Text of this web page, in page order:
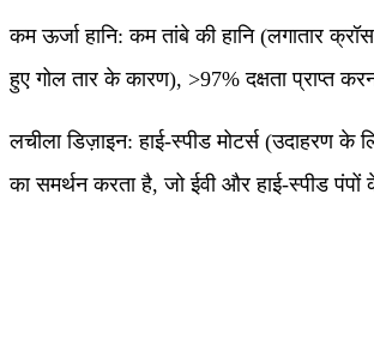
​कम ऊर्जा हानि: कम तांबे की हानि (लगातार
हुए गोल तार के कारण), >97% दक्षता प्राप्त
​लचीला डिज़ाइन: हाई-स्पीड मोटर्स (उदाहरण के
का समर्थन करता है, जो ईवी और हाई-स्पीड